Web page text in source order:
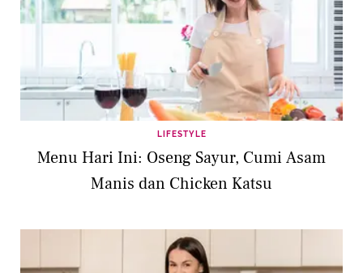
LIFESTYLE
Menu Hari Ini: Oseng Sayur, Cumi Asam
Manis dan Chicken Katsu